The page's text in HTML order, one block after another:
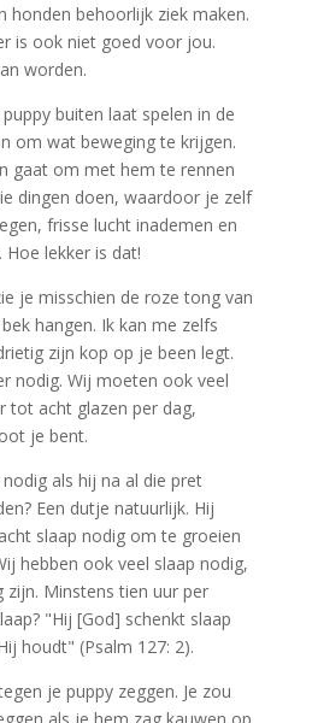
honden behoorlijk ziek maken.
is ook niet goed voor jou.
worden.
buiten laat spelen in de
om wat beweging te krijgen.
gaat om met hem te rennen
dingen doen, waardoor je zelf
frisse lucht inademen en
lekker is dat!
je misschien de roze tong van
hangen. Ik kan me zelfs
zijn kop op je been legt.
nodig. Wij moeten ook veel
tot acht glazen per dag,
je bent.
als hij na al die pret
Een dutje natuurlijk. Hij
slaap nodig om te groeien
hebben ook veel slaap nodig,
Minstens tien uur per
"Hij [God] schenkt slaap
houdt" (Psalm 127: 2).
je puppy zeggen. Je zou